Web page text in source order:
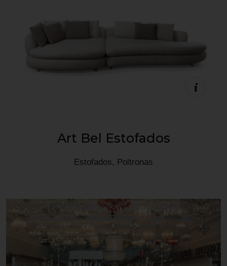
Estande F17
Art Bel Estofados
Estofados, Poltronas